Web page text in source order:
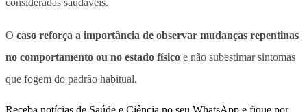
O caso reforça a importância de observar mudanças repentinas
no comportamento ou no estado físico e não subestimar sintomas
que fogem do padrão habitual.
Receba notícias de Saúde e Ciência no seu WhatsApp e fique por